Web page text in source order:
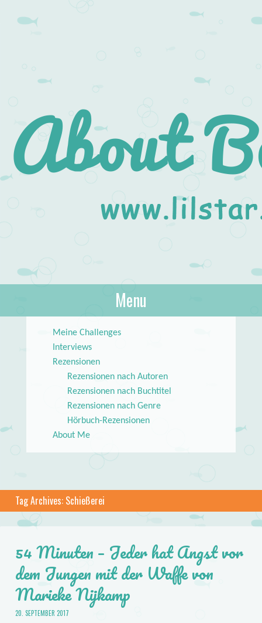
About Books
lilstar.de
Menu
Meine Challenges
Interviews
Rezensionen
Rezensionen nach Autoren
Rezensionen nach Buchtitel
Rezensionen nach Genre
Hörbuch-Rezensionen
About Me
Tag Archives: Schießerei
54 Minuten – Jeder hat Angst vor
dem Jungen mit der Waffe von
Marieke Nijkamp
20. SEPTEMBER 2017